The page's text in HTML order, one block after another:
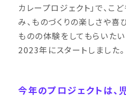
カレープロジェクト」で、こ
み、ものづくりの楽しさや
ものの体験をしてもらいた
2023年にスタートしました。
今年のプロジェクトは、